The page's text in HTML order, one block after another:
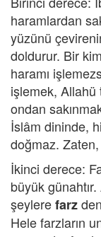
haramlardan
yüzünü
doldurur. Bir
haramı
işlemek, Allahü
ondan
İslâm dininde,
doğmaz.
İkinci derece:
büyük
şeylerefarz
Hele farzların